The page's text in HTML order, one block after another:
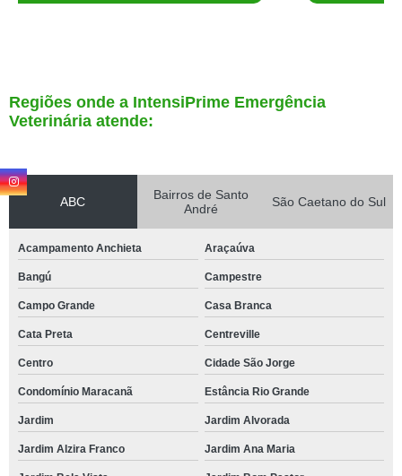
Regiões onde a IntensiPrime Emergência
Veterinária atende:
ABC
Bairros de Santo
André
São Caetano do Sul
Acampamento Anchieta Araçaúva
Bangú Campestre
Campo Grande Casa Branca
Cata Preta Centreville
Centro Cidade São Jorge
Condomínio Maracanã Estância Rio Grande
Jardim Jardim Alvorada
Jardim Alzira Franco Jardim Ana Maria